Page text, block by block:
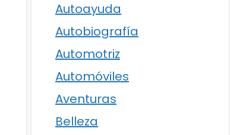
Autoayuda
Autobiografía
Automotriz
Automóviles
Aventuras
Belleza